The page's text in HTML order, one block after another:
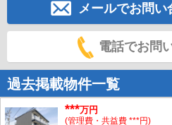
メールでお問
電話でお問
過去掲載物件一覧
***万円
(管理費・共益費 ***円)